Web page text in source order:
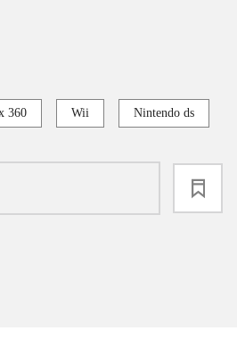
360 Wii Nintendo ds